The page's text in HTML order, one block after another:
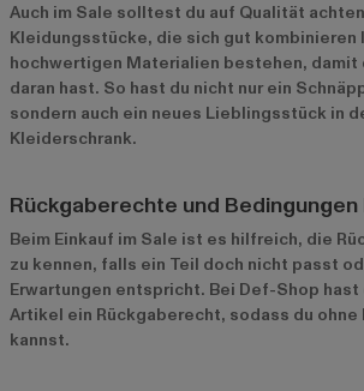
Auch im Sale solltest du auf Qualität
Kleidungsstücke, die sich gut kombinieren
hochwertigen Materialien bestehen, damit
daran hast. So hast du nicht nur ein
sondern auch ein neues Lieblingsstück in
Kleiderschrank.
Rückgaberechte und
Beim Einkauf im Sale ist es hilfreich, die
zu kennen, falls ein Teil doch nicht passt
Erwartungen entspricht. Bei Def-Shop hast
Artikel ein Rückgaberecht, sodass du ohne
kannst.